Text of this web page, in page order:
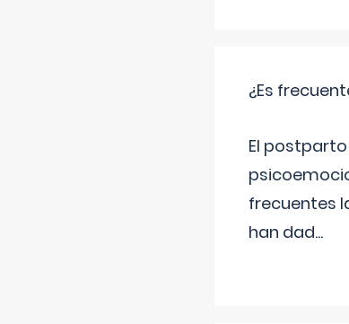
¿Es
El
frecuentes
han dad...